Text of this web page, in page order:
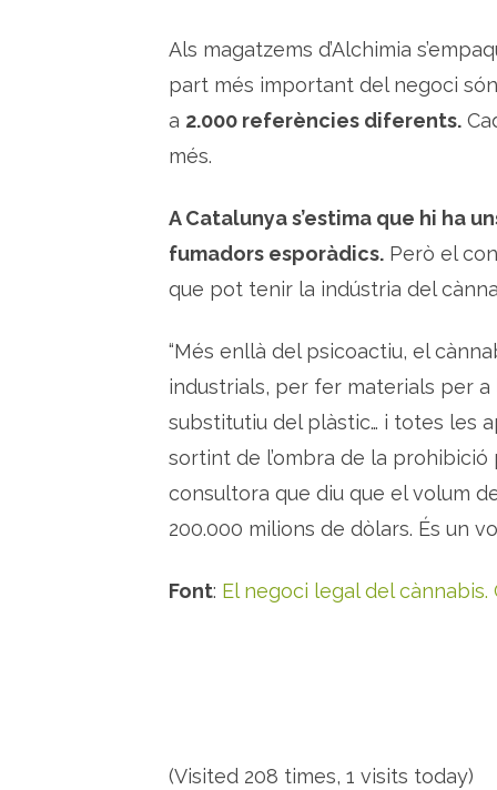
Als magatzems d’Alchimia
part més important del negoci són
a 2.000 referències diferents.
més.
A Catalunya s’estima que hi ha
fumadors esporàdics. Però el
que pot tenir la indústria del
“Més enllà del psicoactiu, el
industrials, per fer materials per
substitutiu del plàstic… i totes les
sortint de l’ombra de la
consultora que diu que el volum
200.000 milions de dòlars. És un
Font: El negoci legal del cànnabis.
(Visited 208 times, 1 visits today)